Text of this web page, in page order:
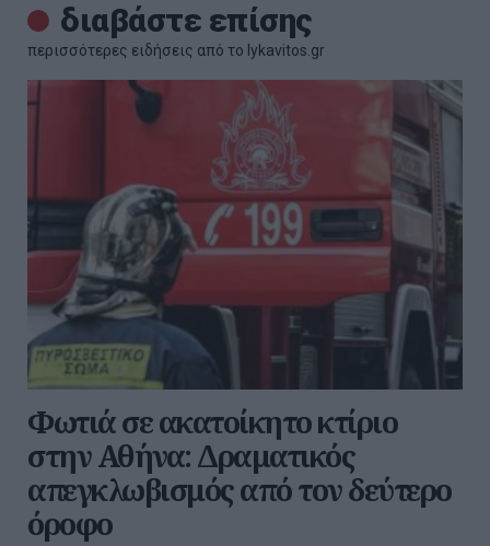
διαβάστε επίσης
περισσότερες ειδήσεις από το lykavitos.gr
Φωτιά σε ακατοίκητο κτίριο
στην Αθήνα: Δραματικός
απεγκλωβισμός από τον δεύτερο
όροφο